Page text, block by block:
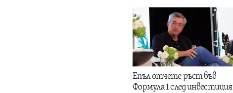
Епъл отчете ръст във
Формула 1 след инвестиция